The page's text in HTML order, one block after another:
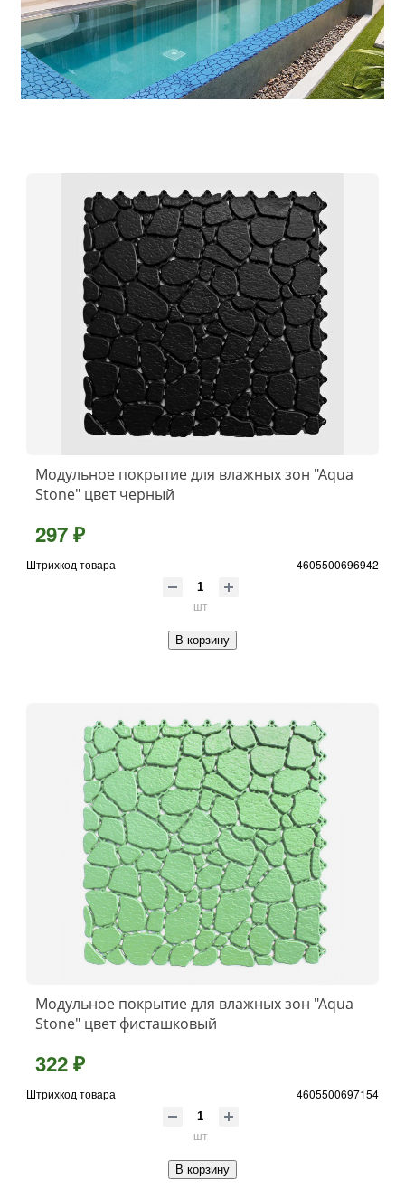
Модульное покрытие для влажных зон "Aqua
Stone" цвет черный
297 ₽
Штрихкод товара 4605500696942
шт
В корзину
Модульное покрытие для влажных зон "Aqua
Stone" цвет фисташковый
322 ₽
Штрихкод товара 4605500697154
шт
В корзину